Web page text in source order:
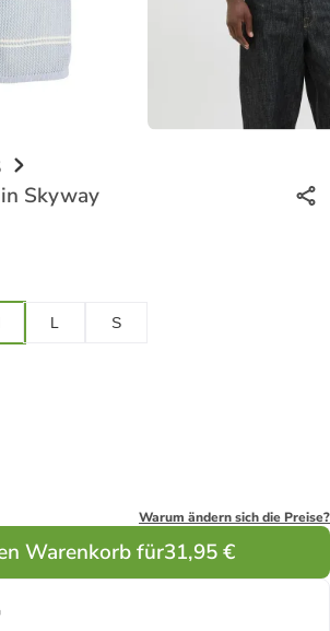
Skyway
L S
Warum ändern sich die Preise?
Warenkorb für31,95 €